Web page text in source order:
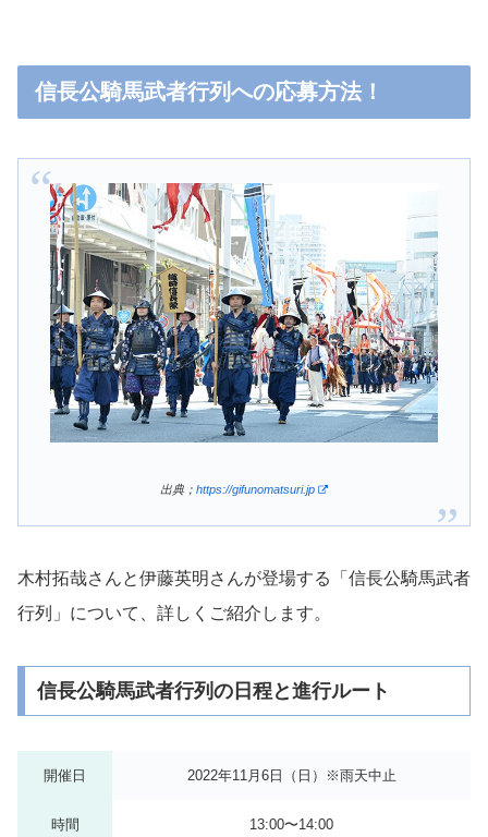
信長公騎馬武者行列への応募方法！
出典； https://gifunomatsuri.jp
木村拓哉さんと伊藤英明さんが登場する「信長公騎馬武者
行列」について、詳しくご紹介します。
信長公騎馬武者行列の日程と進行ルート
開催日 2022年11月6日（日）※雨天中止
時間 13:00〜14:00